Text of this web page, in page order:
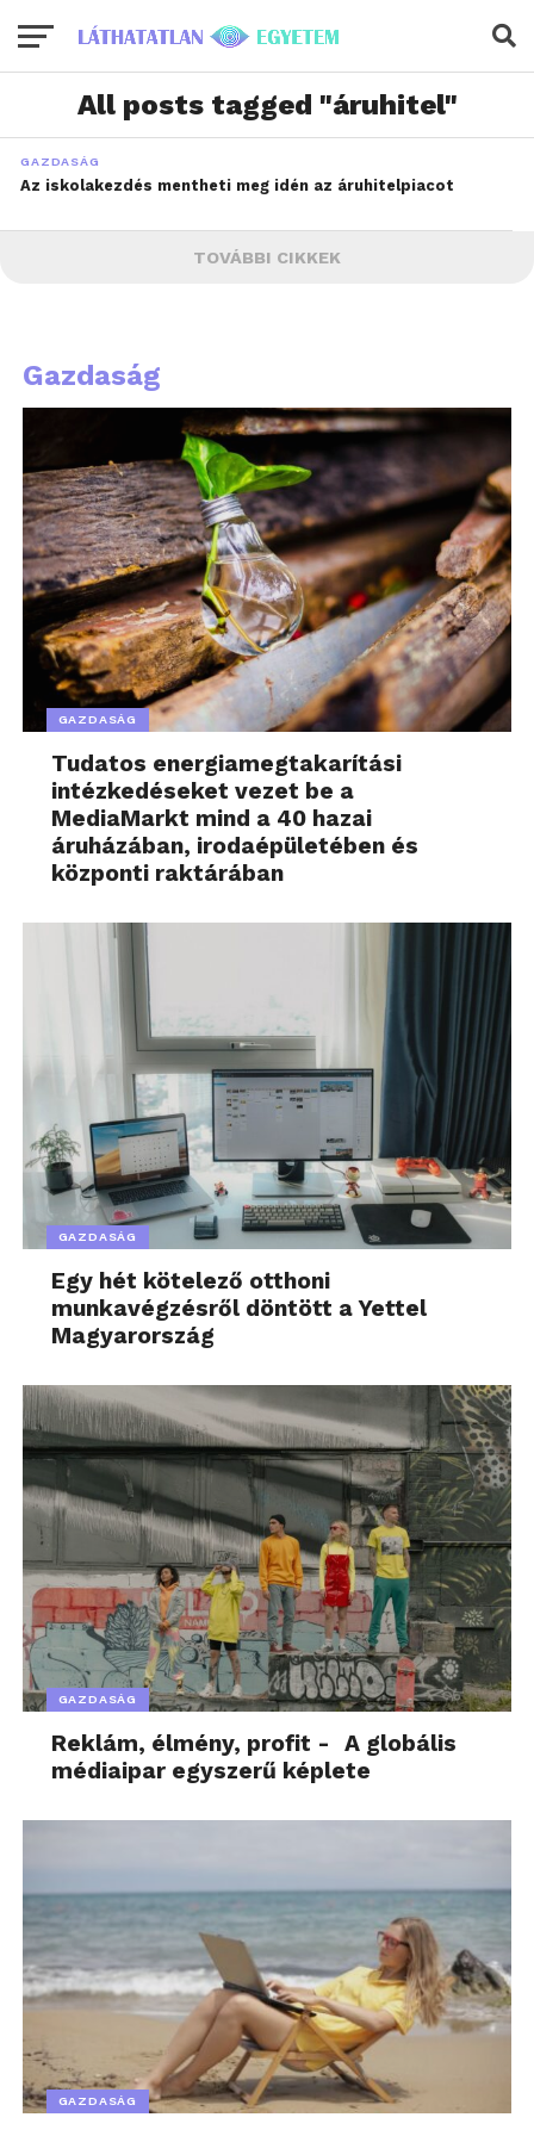
All posts tagged "áruhitel"
GAZDASÁG
Az iskolakezdés mentheti meg idén az áruhitelpiacot
TOVÁBBI CIKKEK
Gazdaság
GAZDASÁG
Tudatos energiamegtakarítási
intézkedéseket vezet be a
MediaMarkt mind a 40 hazai
áruházában, irodaépületében és
központi raktárában
GAZDASÁG
Egy hét kötelező otthoni
munkavégzésről döntött a Yettel
Magyarország
GAZDASÁG
Reklám, élmény, profit - A globális
médiaipar egyszerű képlete
GAZDASÁG